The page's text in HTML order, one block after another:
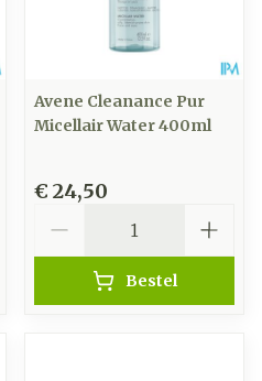
Avene Cleanance Pur
Micellair Water 400ml
€ 24,50
Bestel